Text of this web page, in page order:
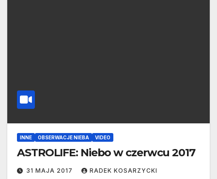
INNE OBSERWACJE NIEBA VIDEO
ASTROLIFE: Niebo w czerwcu 2017
31 MAJA 2017 RADEK KOSARZYCKI